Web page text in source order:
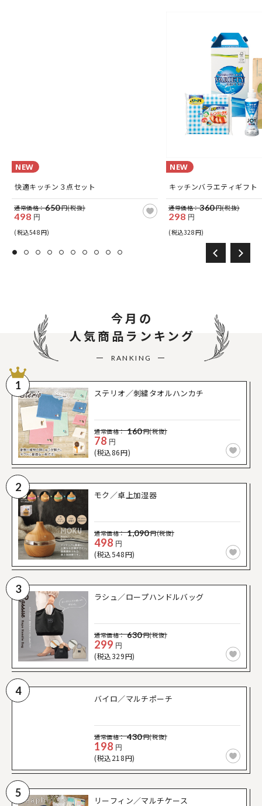
NEW
快適キッチン３点セット
通常価格：650円(税抜)
498 円
(税込548円)
NEW
キッチンバラエティギフト
通常価格：360円(税抜)
298 円
(税込328円)
今月の
人気商品ランキング
RANKING
1
ステリオ／刺繍タオルハンカチ
通常価格： 160円(税抜)
78 円
(税込86円)
2
モク／卓上加湿器
通常価格： 1,090円(税抜)
498 円
(税込548円)
3
ラシュ／ロープハンドルバッグ
通常価格： 630円(税抜)
299 円
(税込329円)
4
バイロ／マルチポーチ
通常価格： 430円(税抜)
198 円
(税込218円)
5
リーフィン／マルチケース